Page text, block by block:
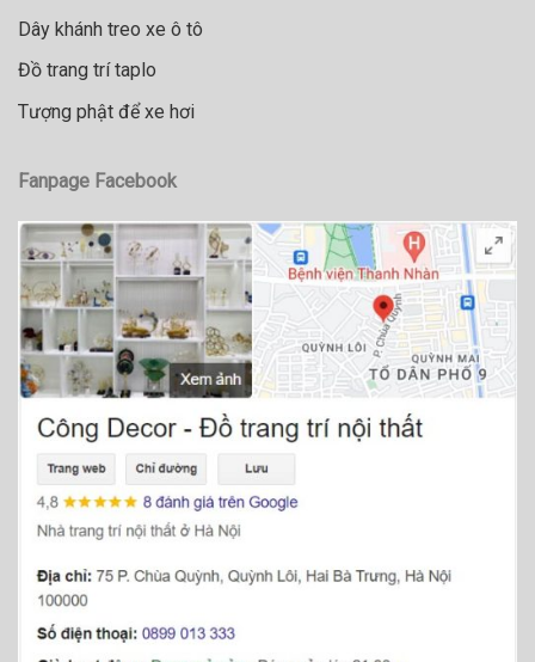
Dây khánh treo xe ô tô
Đồ trang trí taplo
Tượng phật để xe hơi
Fanpage Facebook